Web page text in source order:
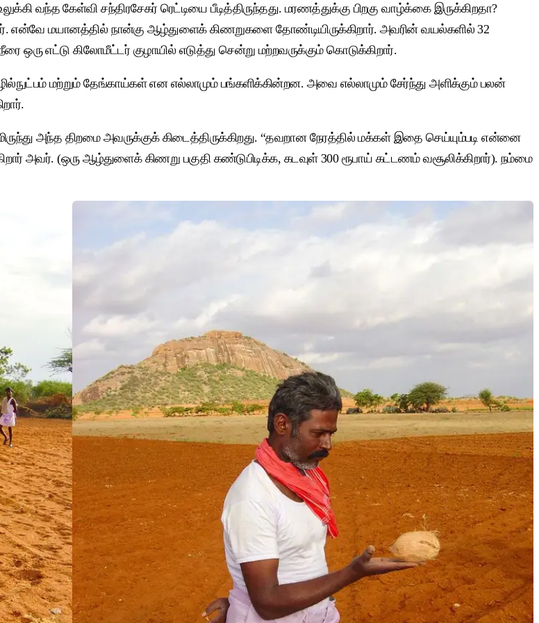
கேள்வி சந்திரசேகர் ரெட்டியை பீடித்திருந்தது. மரணத்துக்கு பிறகு வாழ்க்கை இருக்கிறதா?
என்வே மயானத்தில் நான்கு ஆழ்துளைக் கிணறுகளை தோண்டியிருக்கிறார். அவரின் வயல்களில் 32
ஒரு எட்டு கிலோமீட்டர் குழாயில் எடுத்து சென்று மற்றவருக்கும் கொடுக்கிறார்.
மற்றும் தேங்காய்கள் என எல்லாமும் பங்களிக்கின்றன. அவை எல்லாமும் சேர்ந்து அளிக்கும் பலன்
அந்த திறமை அவருக்குக் கிடைத்திருக்கிறது. “தவறான நேரத்தில் மக்கள் இதை செய்யும்படி என்னை
அவர். (ஒரு ஆழ்துளைக் கிணறு பகுதி கண்டுபிடிக்க, கடவுள் 300 ரூபாய் கட்டணம் வசூலிக்கிறார்). நம்மை